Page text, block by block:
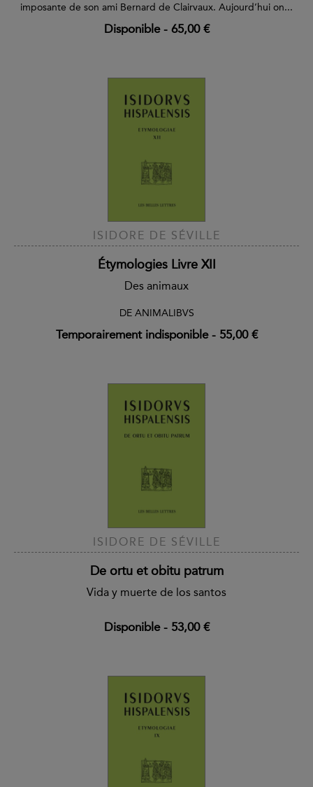
imposante de son ami Bernard de Clairvaux. Aujourd’hui on...
Disponible- 65,00 €
ISIDORE DE SÉVILLE
Étymologies Livre XII
Des animaux
DE ANIMALIBVS
Temporairement indisponible- 55,00 €
ISIDORE DE SÉVILLE
De ortu et obitu patrum
Vida y muerte de los santos
Disponible- 53,00 €